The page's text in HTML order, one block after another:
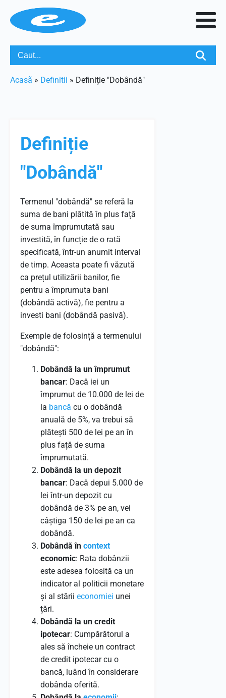
Acasã » Definitii » Definiție "Dobândă"
Definiție
"Dobândă"
Termenul "dobândă" se referă la
suma de bani plătită în plus față
de suma împrumutată sau
investită, în funcție de o rată
specificată, într-un anumit interval
de timp. Aceasta poate fi văzută
ca prețul utilizării banilor, fie
pentru a împrumuta bani
(dobândă activă), fie pentru a
investi bani (dobândă pasivă).
Exemple de folosință a termenului
"dobândă":
Dobândă la un împrumut
bancar: Dacă iei un
împrumut de 10.000 de lei de
la bancă cu o dobândă
anuală de 5%, va trebui să
plătești 500 de lei pe an în
plus față de suma
împrumutată.
Dobândă la un depozit
bancar: Dacă depui 5.000 de
lei într-un depozit cu
dobândă de 3% pe an, vei
câștiga 150 de lei pe an ca
dobândă.
Dobândă în context
economic: Rata dobânzii
este adesea folosită ca un
indicator al politicii monetare
și al stării economiei unei
țări.
Dobândă la un credit
ipotecar: Cumpărătorul a
ales să încheie un contract
de credit ipotecar cu o
bancă, luând în considerare
dobânda oferită.